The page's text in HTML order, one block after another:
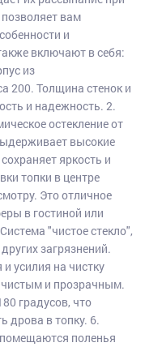
вам
и
включают в себя:
из
200. Толщина стенок и
и надежность. 2.
остекление от
высокие
яркость и
топки в центре
Это отличное
в гостиной или
"чистое стекло",
загрязнений.
усилия на чистку
чистым и прозрачным.
градусов, что
дрова в топку. 6.
поленья